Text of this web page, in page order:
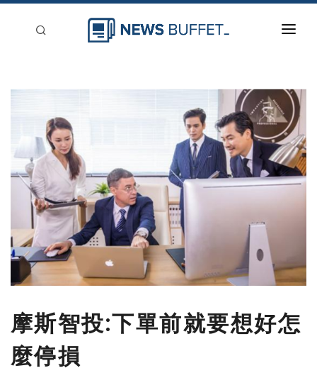
登入
刊登
摩斯智投:下單前就要想好怎
麼停損